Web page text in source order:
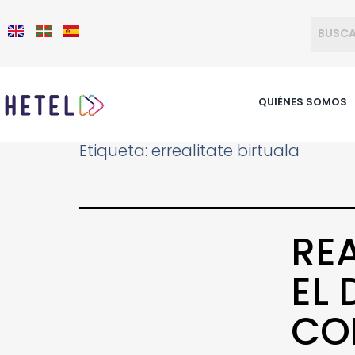
QUIÉNES SOMOS
Etiqueta: errealitate birtuala
EL